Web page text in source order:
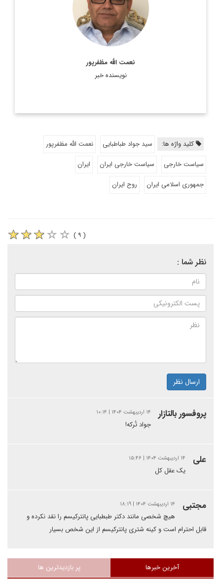
نعمت الله مظفرپور
نویسنده خبر
اطلاعات بیشتر
کلید واژه ها: سید جواد طباطبایی
نعمت الله مظفرپور
سیاست خارجی
سیاست خارجی ایران
ایران
جمهوری اسلامی ایران
روح ایران
( ۹ )
نظر شما :
ارسال نظر
پروفسور بالتازار ۱۴ اردیبهشت ۱۴۰۴ | ۱۰:۱۴
جواد تُرکه!
علی ۱۴ اردیبهشت ۱۴۰۴ | ۱۵:۴۶
یک عقل کل
مجتبی ۱۴ اردیبهشت ۱۴۰۴ | ۱۸:۱۹
هیچ شخصی مانند دکتر طبطبایی پانترکیسم را نقد نکرده و
قابل احترام است و کینه شتری پانترکیسم از این شخص بسیار
آخرین خبرها پر بازدیدترین ها